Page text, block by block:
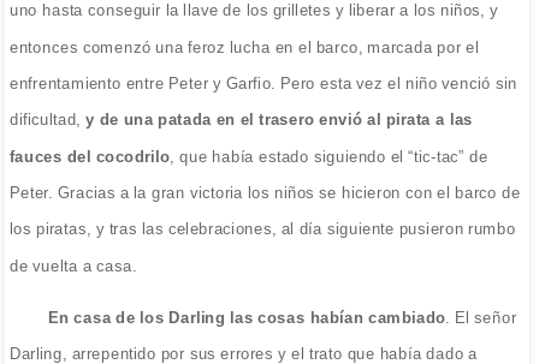
uno hasta conseguir la llave de los grilletes y liberar a los niños, y
entonces comenzó una feroz lucha en el barco, marcada por el
enfrentamiento entre Peter y Garfio. Pero esta vez el niño venció sin
dificultad, y de una patada en el trasero envió al pirata a las
fauces del cocodrilo , que había estado siguiendo el “tic-tac” de
Peter. Gracias a la gran victoria los niños se hicieron con el barco de
los piratas, y tras las celebraciones, al día siguiente pusieron rumbo
de vuelta a casa.
En casa de los Darling las cosas habían cambiado . El señor
Darling, arrepentido por sus errores y el trato que había dado a